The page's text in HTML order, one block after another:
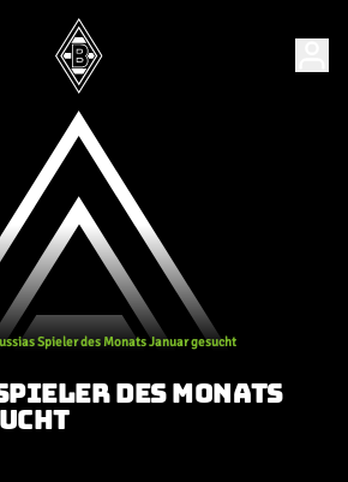
Spieler des Monats Januar gesucht
DES MONATS